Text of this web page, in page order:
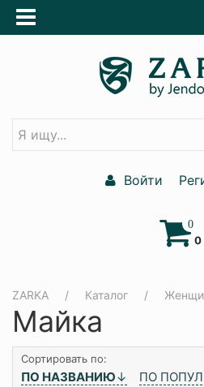
Войти
0
0
ZARKA Каталог
Майка
Сортировать по:
ПО НАЗВАНИЮ↓ ПО